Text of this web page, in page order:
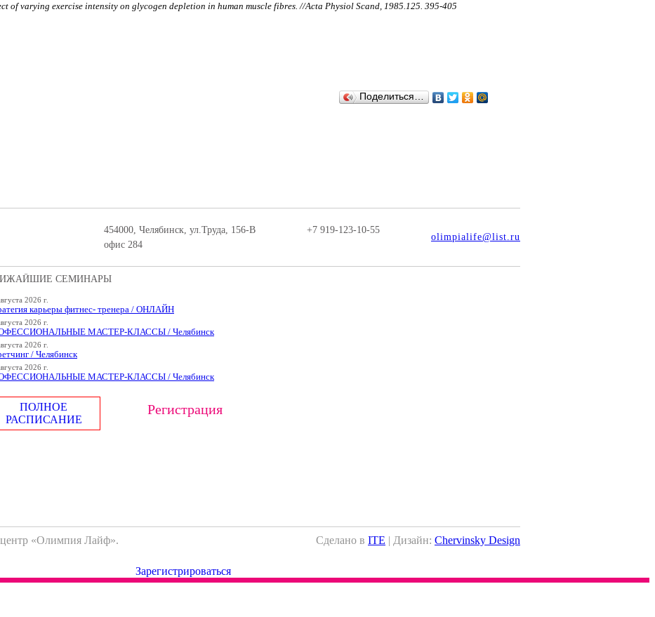
of varying exercise intensity on glycogen depletion in human muscle fibres. //Acta Physiol Scand, 1985.125. 395-405
Поделиться…
olimpialife@list.ru
+7 919-123-10-55
454000, Челябинск, ул.Труда, 156-В
офис 284
СЕМИНАРЫ
2026 г.
карьеры фитнес- тренера / ОНЛАЙН
2026 г.
МАСТЕР-КЛАССЫ / Челябинск
2026 г.
/ Челябинск
2026 г.
МАСТЕР-КЛАССЫ / Челябинск
ПОЛНОЕ
РАСПИСАНИЕ
«Олимпия Лайф». Сделано в ITE | Дизайн: Chervinsky Design
Регистрация
Зарегистрироваться